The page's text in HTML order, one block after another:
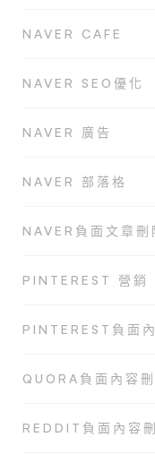
NAVER CAFE
NAVER SEO優化
NAVER 廣告
NAVER 部落格
NAVER負面文章刪
PINTEREST 營銷
PINTEREST負面
QUORA負面內容
REDDIT負面內容